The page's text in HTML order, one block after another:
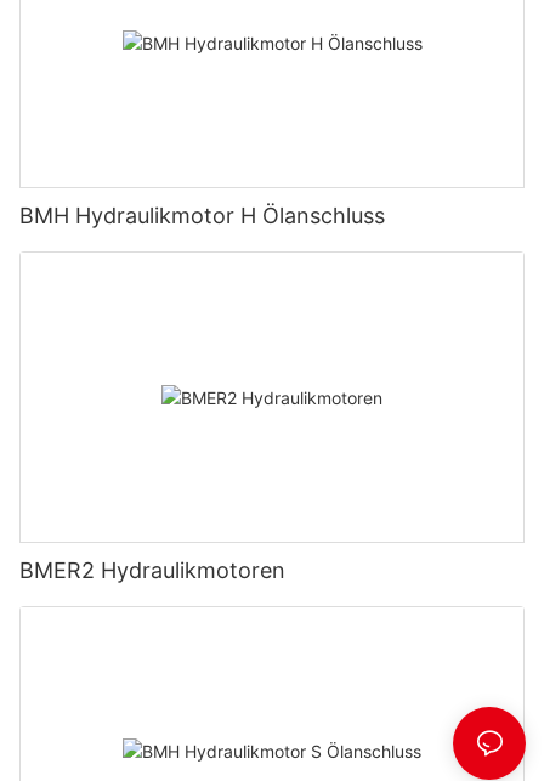
BMH Hydraulikmotor H Ölanschluss
BMER2 Hydraulikmotoren